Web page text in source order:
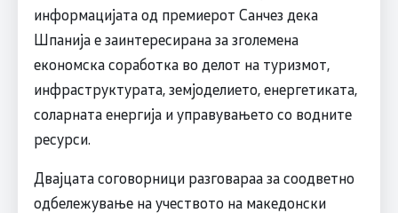
информацијата од премиерот Санчез дека
Шпанија е заинтересирана за зголемена
економска соработка во делот на туризмот,
инфраструктурата, земјоделието, енергетиката,
соларната енергија и управувањето со водните
ресурси.
Двајцата соговорници разговараа за соодветно
одбележување на учеството на македонски